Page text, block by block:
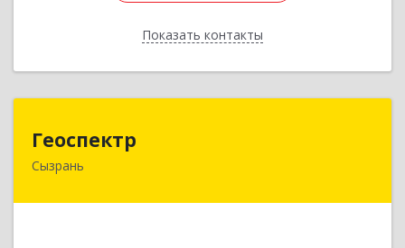
Показать контакты
Назад
Геоспектр
Сызрань
446001, Самарская обл, Сызрань г, Кирова ул,